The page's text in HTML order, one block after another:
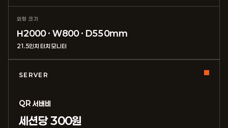
외형 크기
H2000 · W800 · D550mm
21.5인치 터치 모니터
SERVER
QR 서버비
세션당 300원